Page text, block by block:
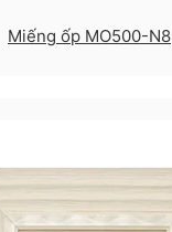
Miếng ốp MO500-N8